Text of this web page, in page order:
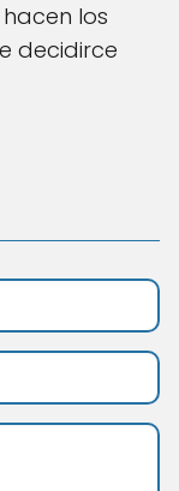
los
decidirce